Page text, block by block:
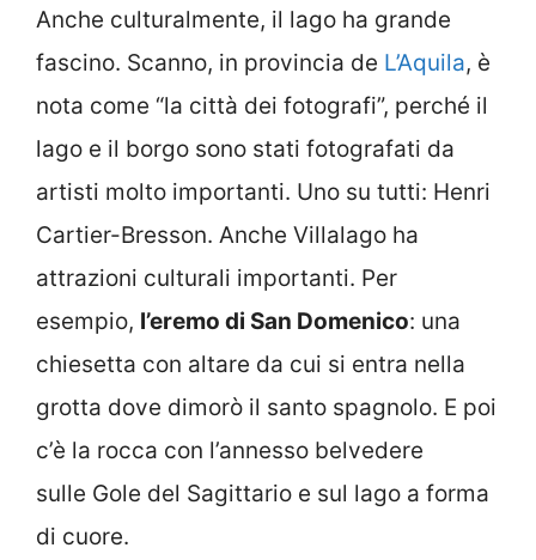
Anche culturalmente, il lago ha grande
fascino. Scanno, in provincia de L’Aquila, è
nota come “la città dei fotografi”, perché il
lago e il borgo sono stati fotografati da
artisti molto importanti. Uno su tutti: Henri
Cartier-Bresson. Anche Villalago ha
attrazioni culturali importanti. Per
esempio, l’eremo di San Domenico: una
chiesetta con altare da cui si entra nella
grotta dove dimorò il santo spagnolo. E poi
c’è la rocca con l’annesso belvedere
sulle Gole del Sagittario e sul lago a forma
di cuore.